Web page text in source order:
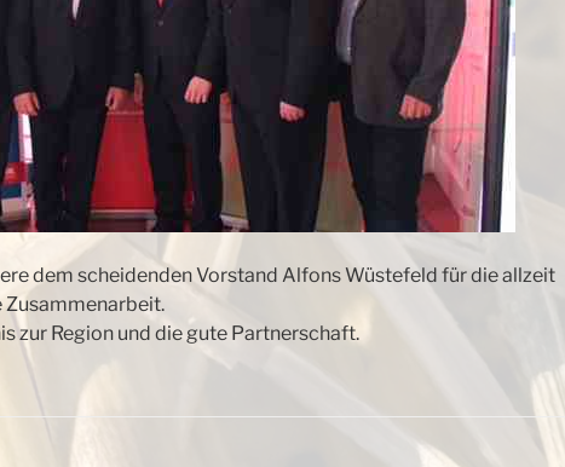
dem scheidenden Vorstand Alfons Wüstefeld für die allzeit
Zusammenarbeit.
zur Region und die gute Partnerschaft.